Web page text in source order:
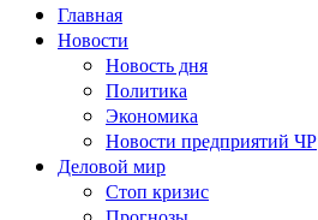
Главная
Новости
Новость дня
Политика
Экономика
Новости предприятий ЧР
Деловой мир
Стоп кризис